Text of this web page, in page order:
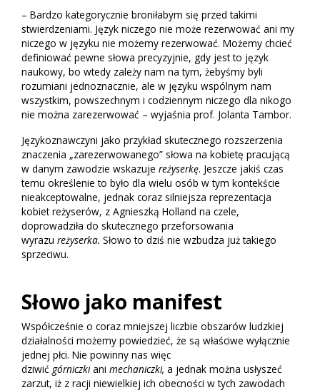
– Bardzo kategorycznie broniłabym się przed takimi
stwierdzeniami. Język niczego nie może rezerwować ani my
niczego w języku nie możemy rezerwować. Możemy chcieć
definiować pewne słowa precyzyjnie, gdy jest to język
naukowy, bo wtedy zależy nam na tym, żebyśmy byli
rozumiani jednoznacznie, ale w języku wspólnym nam
wszystkim, powszechnym i codziennym niczego dla nikogo
nie można zarezerwować – wyjaśnia prof. Jolanta Tambor.
Językoznawczyni jako przykład skutecznego rozszerzenia
znaczenia „zarezerwowanego” słowa na kobietę pracującą
w danym zawodzie wskazuje reżyserkę. Jeszcze jakiś czas
temu określenie to było dla wielu osób w tym kontekście
nieakceptowalne, jednak coraz silniejsza reprezentacja
kobiet reżyserów, z Agnieszką Holland na czele,
doprowadziła do skutecznego przeforsowania
wyrazu reżyserka. Słowo to dziś nie wzbudza już takiego
sprzeciwu.
Słowo jako manifest
Współcześnie o coraz mniejszej liczbie obszarów ludzkiej
działalności możemy powiedzieć, że są właściwe wyłącznie
jednej płci. Nie powinny nas więc
dziwić górniczkiani mechaniczki, a jednak można usłyszeć
zarzut, iż z racji niewielkiej ich obecności w tych zawodach